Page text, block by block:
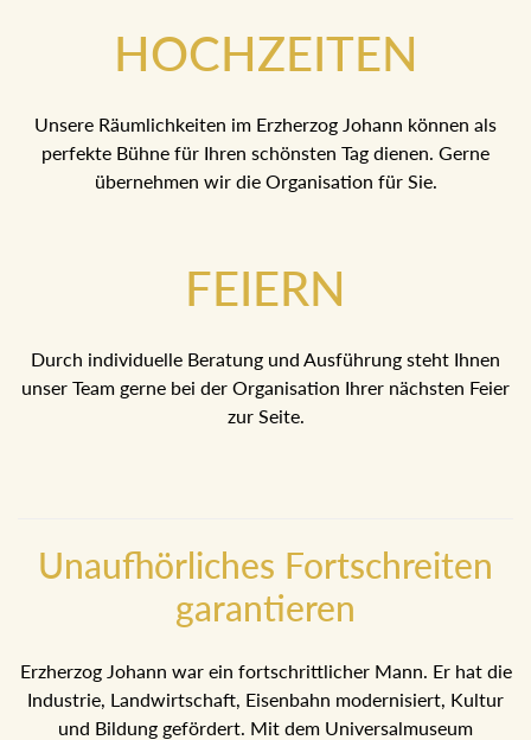
HOCHZEITEN
Unsere Räumlichkeiten im Erzherzog Johann können als
perfekte Bühne für Ihren schönsten Tag dienen. Gerne
übernehmen wir die Organisation für Sie.
FEIERN
Durch individuelle Beratung und Ausführung steht Ihnen
unser Team gerne bei der Organisation Ihrer nächsten
Feier zur Seite.
Unaufhörliches Fortschreiten
garantieren
Erzherzog Johann war ein fortschrittlicher Mann. Er hat die
Industrie, Landwirtschaft, Eisenbahn modernisiert, Kultur
und Bildung gefördert. Mit dem Universalmuseum